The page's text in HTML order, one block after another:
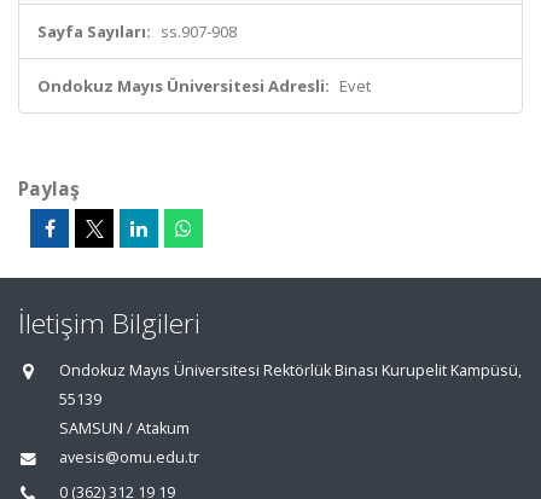
Sayfa Sayıları: ss.907-908
Ondokuz Mayıs Üniversitesi Adresli: Evet
Paylaş
İletişim Bilgileri
Ondokuz Mayıs Üniversitesi Rektörlük Binası Kurupelit Kampüsü,
55139
SAMSUN / Atakum
avesis@omu.edu.tr
0 (362) 312 19 19